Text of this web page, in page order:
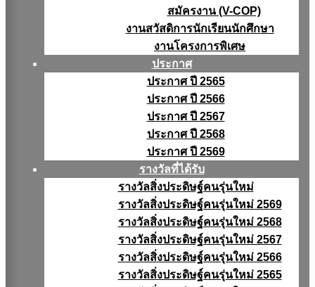
สมัครงาน (V-COP)
งานสวัสดิการนักเรียนนักศึกษา
งานโครงการพิเศษ
ประกาศ
ประกาศ ปี 2565
ประกาศ ปี 2566
ประกาศ ปี 2567
ประกาศ ปี 2568
ประกาศ ปี 2569
รางวัลที่ได้รับ
รางวัลสิ่งประดิษฐ์คนรุ่นใหม่
รางวัลสิ่งประดิษฐ์คนรุ่นใหม่ 2569
รางวัลสิ่งประดิษฐ์คนรุ่นใหม่ 2568
รางวัลสิ่งประดิษฐ์คนรุ่นใหม่ 2567
รางวัลสิ่งประดิษฐ์คนรุ่นใหม่ 2566
รางวัลสิ่งประดิษฐ์คนรุ่นใหม่ 2565